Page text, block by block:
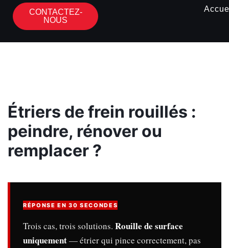
CONTACTEZ-
NOUS
Étriers de frein rouillés :
peindre, rénover ou
remplacer ?
RÉPONSE EN 30 SECONDES
Trois cas, trois solutions. Rouille de surface
uniquement— étrier qui pince correctement, pas